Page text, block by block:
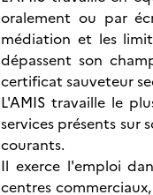
oralement ou par
médiation et les
dépassent son
certificat sauveteur
L'AMIS travaille le
services présents
courants.
Il exerce l'emploi
centres